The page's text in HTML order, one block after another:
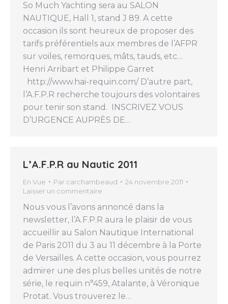
So Much Yachting sera au SALON
NAUTIQUE, Hall 1, stand J 89. A cette
occasion ils sont heureux de proposer des
tarifs préférentiels aux membres de l’AFPR
sur voiles, remorques, mâts, tauds, etc…
Henri Arribart et Philippe Garret
http://www.hai-requin.com/ D’autre part,
l’A.F.P.R recherche toujours des volontaires
pour tenir son stand. INSCRIVEZ VOUS
D’URGENCE AUPRÈS DE…
L’A.F.P.R au Nautic 2011
En Vue Par carchambeaud
24 novembre 2011
Laisser un commentaire
Nous vous l’avons annoncé dans la
newsletter, l’A.F.P.R aura le plaisir de vous
accueillir au Salon Nautique International
de Paris 2011 du 3 au 11 décembre à la Porte
de Versailles. A cette occasion, vous pourrez
admirer une des plus belles unités de notre
série, le requin n°459, Atalante, à Véronique
Protat. Vous trouverez le…